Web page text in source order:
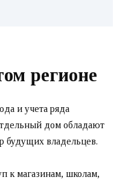
регионе
и учета ряда
дом обладают
будущих владельцев.
к магазинам, школам,